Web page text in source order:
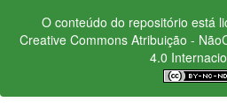
O conteúdo do repositório está
Creative CommonsAtribuição -
4.0